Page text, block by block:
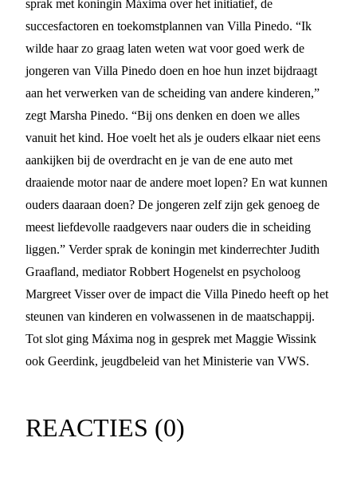
sprak met koningin Máxima over het initiatief, de
succesfactoren en toekomstplannen van Villa Pinedo. “Ik
wilde haar zo graag laten weten wat voor goed werk de
jongeren van Villa Pinedo doen en hoe hun inzet bijdraagt
aan het verwerken van de scheiding van andere kinderen,”
zegt Marsha Pinedo. “Bij ons denken en doen we alles
vanuit het kind. Hoe voelt het als je ouders elkaar niet eens
aankijken bij de overdracht en je van de ene auto met
draaiende motor naar de andere moet lopen? En wat kunnen
ouders daaraan doen? De jongeren zelf zijn gek genoeg de
meest liefdevolle raadgevers naar ouders die in scheiding
liggen.” Verder sprak de koningin met kinderrechter Judith
Graafland, mediator Robbert Hogenelst en psycholoog
Margreet Visser over de impact die Villa Pinedo heeft op het
steunen van kinderen en volwassenen in de maatschappij.
Tot slot ging Máxima nog in gesprek met Maggie Wissink
ook Geerdink, jeugdbeleid van het Ministerie van VWS.
REACTIES (0)